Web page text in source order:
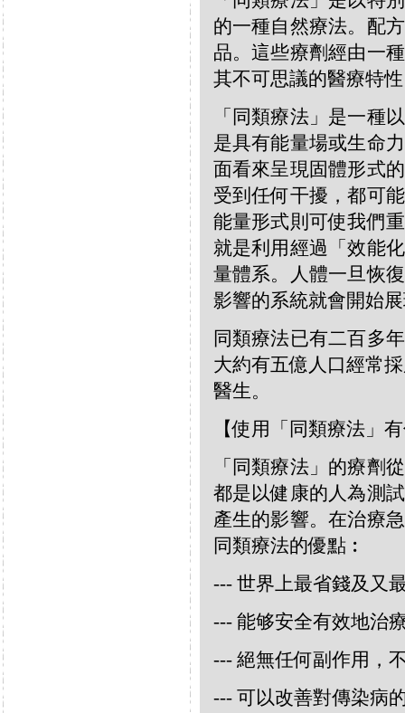
的一種自然療法。配
品。這些療劑經由一
其不可思議的醫療特
「同類療法」是一種
是具有能量場或生命
面看來呈現固體形式
受到任何干擾，都可
能量形式則可使我們
就是利用經過「效能
量體系。人體一旦恢
影響的系統就會開始
同類療法已有二百多
大約有五億人口經常
醫生。
【使用「同類療法」
「同類療法」的療劑
都是以健康的人為測
產生的影響。在治療
同類療法的優點︰
--- 世界上最省錢及又
--- 能够安全有效地治
--- 絕無任何副作用，
--- 可以改善對傳染病